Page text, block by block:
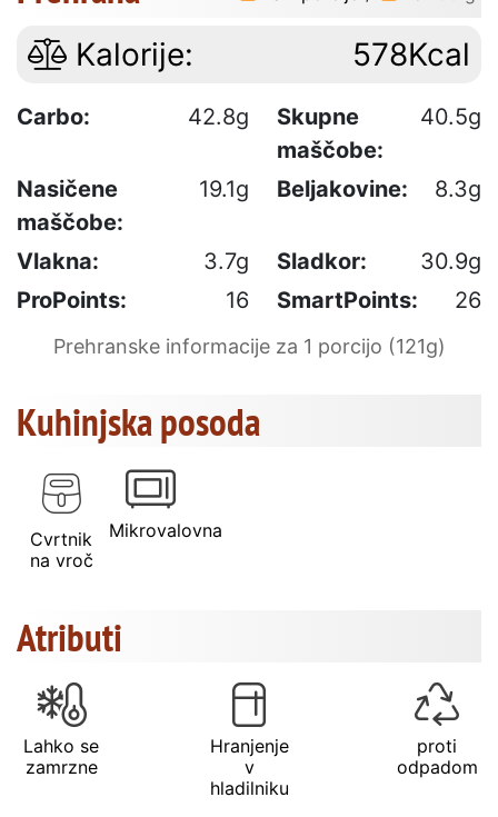
Kalorije: 578Kcal
Carbo: 42.8g
Skupne
maščobe:
40.5g
Nasičene
maščobe:
19.1g Beljakovine: 8.3g
Vlakna: 3.7g Sladkor:
30.9g
ProPoints:
16 SmartPoints: 26
Prehranske informacije za 1 porcijo (121g)
Kuhinjska posoda
Cvrtnik
na vroč
Mikrovalovna
Atributi
Lahko se
zamrzne
Hranjenje
v
hladilniku
proti
odpadom